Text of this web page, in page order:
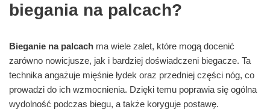
biegania na palcach?
Bieganie na palcach ma wiele zalet, które mogą docenić
zarówno nowicjusze, jak i bardziej doświadczeni biegacze. Ta
technika angażuje mięśnie łydek oraz przedniej części nóg, co
prowadzi do ich wzmocnienia. Dzięki temu poprawia się ogólna
wydolność podczas biegu, a także koryguje postawę.